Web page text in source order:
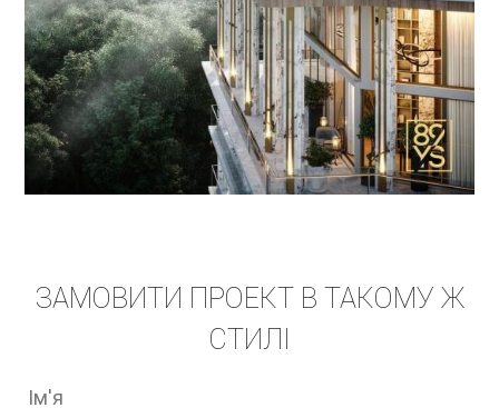
ЗАМОВИТИ ПРОЕКТ В ТАКОМУ Ж
СТИЛІ